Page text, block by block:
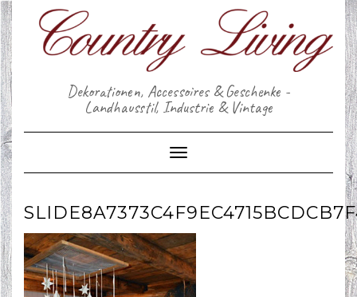
Skip
to
content
Dekorationen, Accessoires & Geschenke -
Landhausstil, Industrie & Vintage
Toggle Navigation